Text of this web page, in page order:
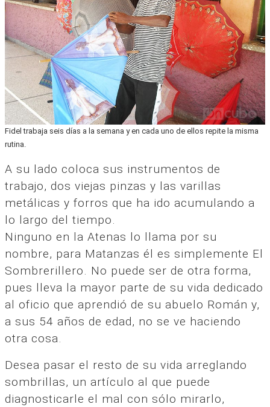
Fidel trabaja seis días a la semana y en cada uno de ellos repite la misma
rutina.
A su lado coloca sus instrumentos de
trabajo, dos viejas pinzas y las varillas
metálicas y forros que ha ido acumulando a
lo largo del tiempo.
Ninguno en la Atenas lo llama por su
nombre, para Matanzas él es simplemente El
Sombrerillero. No puede ser de otra forma,
pues lleva la mayor parte de su vida dedicado
al oficio que aprendió de su abuelo Román y,
a sus 54 años de edad, no se ve haciendo
otra cosa.
Desea pasar el resto de su vida arreglando
sombrillas, un artículo al que puede
diagnosticarle el mal con sólo mirarlo,